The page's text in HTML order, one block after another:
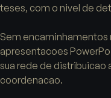
teses, com o nivel de
Sem encaminhamentos
apresentacoes
sua rede de distribuicao
coordenacao.